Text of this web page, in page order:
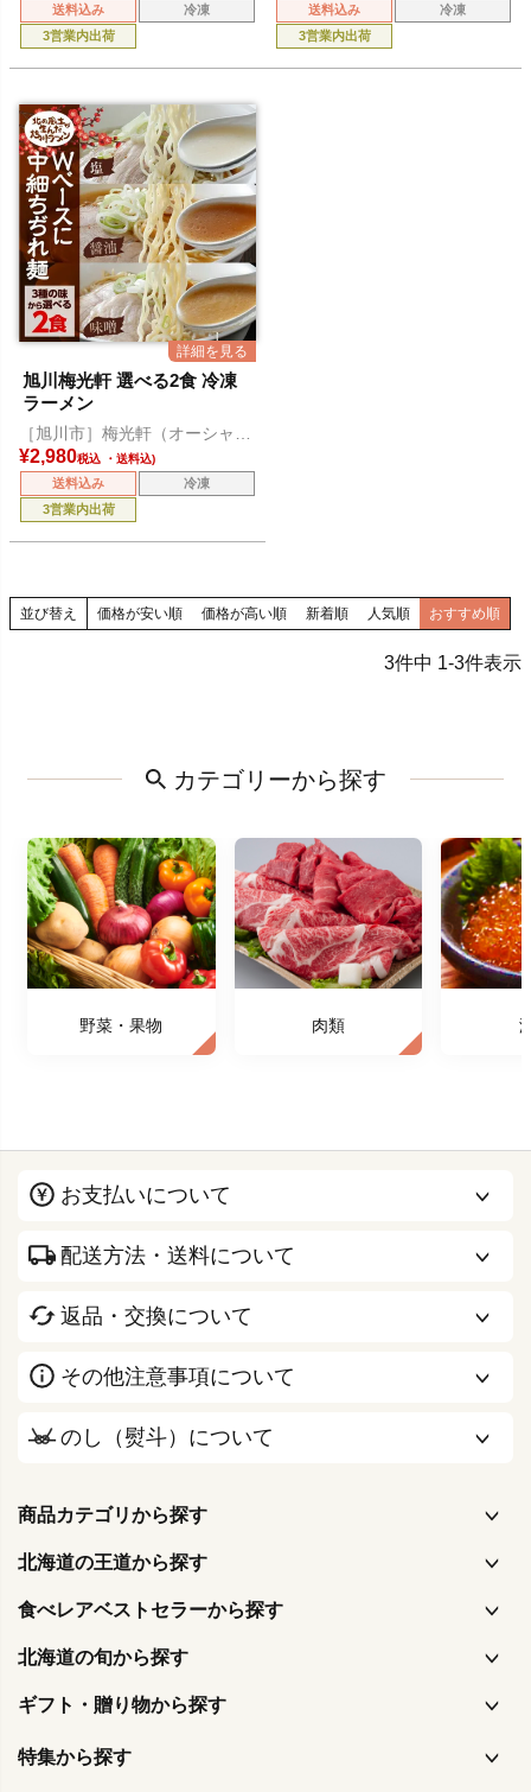
送料込み
冷凍
3営業内出荷
送料込み
冷凍
3営業内出荷
旭川梅光軒 選べる2食 冷凍
ラーメン
［旭川市］梅光軒（オーシャ
ン）
¥2,980税込
送料込み
冷凍
3営業内出荷
並び替え 価格が安い順 価格が高い順 新着順 人気順 おすすめ順
3件中 1-3件表示
カテゴリーから探す
野菜・果物 肉類
お支払いについて
配送方法・送料について
返品・交換について
その他注意事項について
のし（熨斗）について
商品カテゴリから探す
北海道の王道から探す
食べレアベストセラーから探す
北海道の旬から探す
ギフト・贈り物から探す
特集から探す